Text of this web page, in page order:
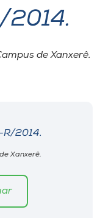
2014.
de Xanxerê.
R/2014.
Xanxerê.